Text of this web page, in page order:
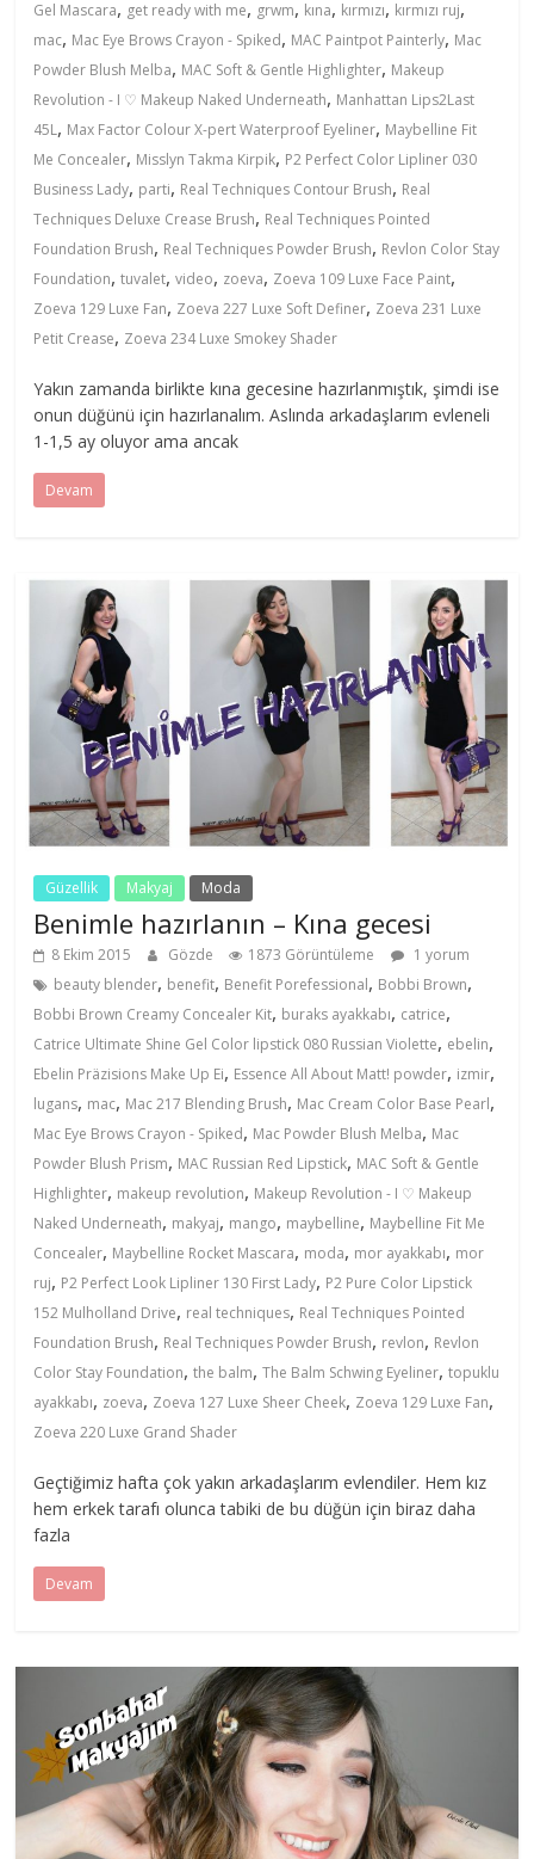
Gel Mascara, get ready with me, grwm, kına, kırmızı, kırmızı ruj,
mac, Mac Eye Brows Crayon - Spiked, MAC Paintpot Painterly, Mac
Powder Blush Melba, MAC Soft & Gentle Highlighter, Makeup
Revolution - I ♡ Makeup Naked Underneath, Manhattan Lips2Last
45L, Max Factor Colour X-pert Waterproof Eyeliner, Maybelline Fit
Me Concealer, Misslyn Takma Kirpik, P2 Perfect Color Lipliner 030
Business Lady, parti, Real Techniques Contour Brush, Real
Techniques Deluxe Crease Brush, Real Techniques Pointed
Foundation Brush, Real Techniques Powder Brush, Revlon Color Stay
Foundation,tuvalet,video, zoeva, Zoeva 109 Luxe Face Paint,
Zoeva 129 Luxe Fan, Zoeva 227 Luxe Soft Definer, Zoeva 231 Luxe
Petit Crease, Zoeva 234 Luxe Smokey Shader
Yakın zamanda birlikte kına gecesine hazırlanmıştık, şimdi ise
onun düğünü için hazırlanalım. Aslında arkadaşlarım evleneli
1-1,5 ay oluyor ama ancak
Devam
Güzellik Makyaj Moda
Benimle hazırlanın – Kına gecesi
8 Ekim 2015 Gözde 1873 Görüntüleme
1 yorum
beauty blender, benefit, Benefit Porefessional, Bobbi Brown,
Bobbi Brown Creamy Concealer Kit, buraks ayakkabı, catrice,
Catrice Ultimate Shine Gel Color lipstick 080 Russian Violette, ebelin,
Ebelin Präzisions Make Up Ei, Essence All About Matt! powder, izmir,
lugans, mac, Mac 217 Blending Brush, Mac Cream Color Base Pearl,
Mac Eye Brows Crayon - Spiked, Mac Powder Blush Melba, Mac
Powder Blush Prism, MAC Russian Red Lipstick, MAC Soft & Gentle
Highlighter, makeup revolution, Makeup Revolution - I ♡ Makeup
Naked Underneath, makyaj, mango, maybelline, Maybelline Fit Me
Concealer, Maybelline Rocket Mascara, moda, mor ayakkabı, mor
ruj, P2 Perfect Look Lipliner 130 First Lady, P2 Pure Color Lipstick
152 Mulholland Drive, real techniques, Real Techniques Pointed
Foundation Brush, Real Techniques Powder Brush, revlon, Revlon
Color Stay Foundation,the balm,The Balm Schwing Eyeliner,topuklu
ayakkabı, zoeva, Zoeva 127 Luxe Sheer Cheek, Zoeva 129 Luxe Fan,
Zoeva 220 Luxe Grand Shader
Geçtiğimiz hafta çok yakın arkadaşlarım evlendiler. Hem kız
hem erkek tarafı olunca tabiki de bu düğün için biraz daha
fazla
Devam